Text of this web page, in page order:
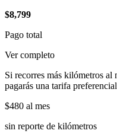
$8,799
Pago total
Ver completo
Si recorres más kilómetros al
pagarás una tarifa
$480 al mes
sin reporte de kilómetros